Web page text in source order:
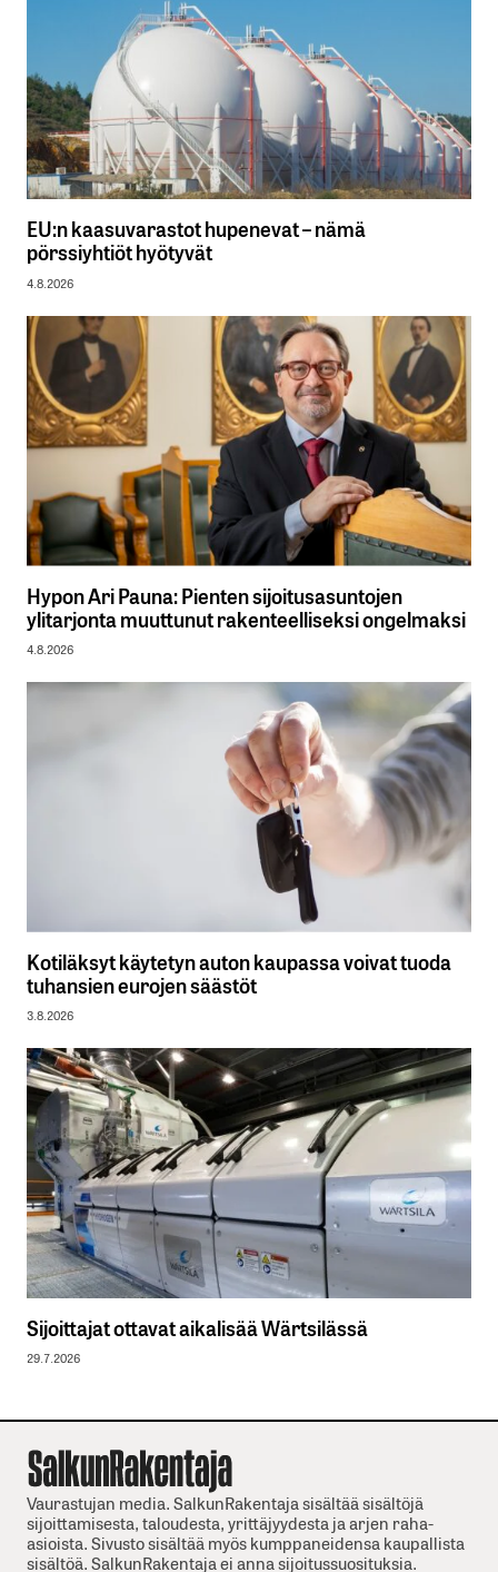
EU:n kaasuvarastot hupenevat – nämä
pörssiyhtiöt hyötyvät
4.8.2026
Hypon Ari Pauna: Pienten sijoitusasuntojen
ylitarjonta muuttunut rakenteelliseksi ongelmaksi
4.8.2026
Kotiläksyt käytetyn auton kaupassa voivat tuoda
tuhansien eurojen säästöt
3.8.2026
Sijoittajat ottavat aikalisää Wärtsilässä
29.7.2026
Vaurastujan media. SalkunRakentaja sisältää sisältöjä
sijoittamisesta, taloudesta, yrittäjyydesta ja arjen raha-
asioista. Sivusto sisältää myös kumppaneidensa kaupallista
sisältöä. SalkunRakentaja ei anna sijoitussuosituksia.